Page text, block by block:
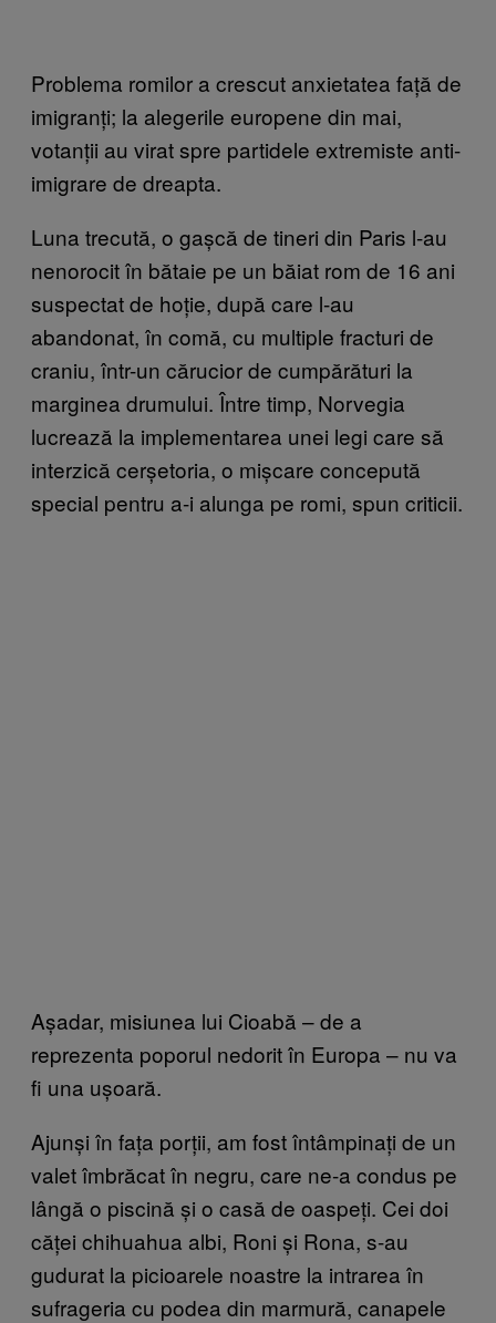
Problema romilor a crescut anxietatea față de
imigranți; la alegerile europene din mai,
votanții au virat spre partidele extremiste anti-
imigrare de dreapta.
Luna trecută, o gașcă de tineri din Paris l-au
nenorocit în bătaie pe un băiat rom de 16 ani
suspectat de hoție, după care l-au
abandonat, în comă, cu multiple fracturi de
craniu, într-un cărucior de cumpărături la
marginea drumului. Între timp, Norvegia
lucrează la implementarea unei legi care să
interzică cerșetoria, o mișcare concepută
special pentru a-i alunga pe romi, spun criticii.
Așadar, misiunea lui Cioabă – de a
reprezenta poporul nedorit în Europa – nu va
fi una ușoară.
Ajunși în fața porții, am fost întâmpinați de un
valet îmbrăcat în negru, care ne-a condus pe
lângă o piscină și o casă de oaspeți. Cei doi
căței chihuahua albi, Roni și Rona, s-au
gudurat la picioarele noastre la intrarea în
sufrageria cu podea din marmură, canapele